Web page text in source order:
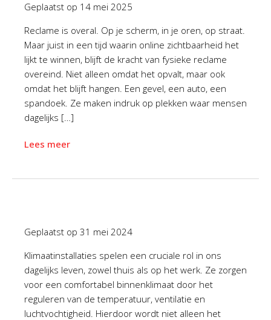
Geplaatst op 14 mei 2025
Reclame is overal. Op je scherm, in je oren, op straat.
Maar juist in een tijd waarin online zichtbaarheid het
lijkt te winnen, blijft de kracht van fysieke reclame
overeind. Niet alleen omdat het opvalt, maar ook
omdat het blijft hangen. Een gevel, een auto, een
spandoek. Ze maken indruk op plekken waar mensen
dagelijks […]
Lees meer
Geplaatst op 31 mei 2024
Klimaatinstallaties spelen een cruciale rol in ons
dagelijks leven, zowel thuis als op het werk. Ze zorgen
voor een comfortabel binnenklimaat door het
reguleren van de temperatuur, ventilatie en
luchtvochtigheid. Hierdoor wordt niet alleen het